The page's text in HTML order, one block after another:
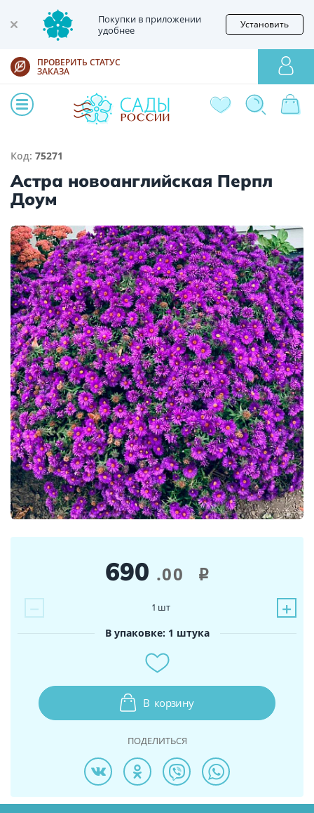
Покупки в приложении
удобнее
Установить
ПРОВЕРИТЬ СТАТУС
ЗАКАЗА
Код: 75271
Астра новоанглийская Перпл
Доум
690 .00 i
− +
1 шт
В упаковке: 1 штука
В корзину
ПОДЕЛИТЬСЯ